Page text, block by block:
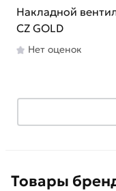
Накладной
CZ GOLD
Нет оценок
Товары